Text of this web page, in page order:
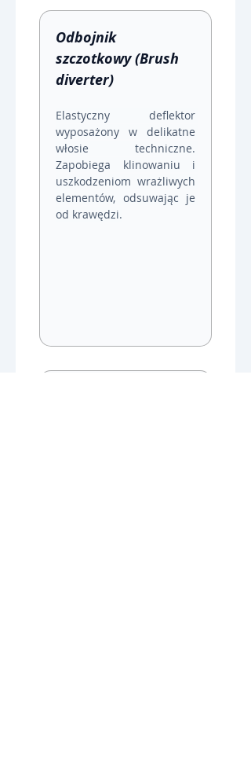
Odbojnik
szczotkowy (Brush
diverter)
Elastyczny deflektor
wyposażony w delikatne
włosie techniczne.
Zapobiega klinowaniu i
uszkodzeniom wrażliwych
elementów, odsuwając je
od krawędzi.